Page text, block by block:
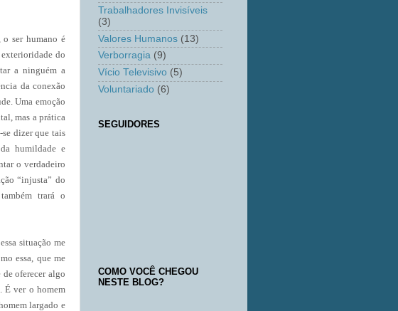
o ser humano é
do
a ninguém a
da conexão
Uma emoção
mas a prática
dizer que tais
humildade e
o verdadeiro
“injusta” do
trará o
situação me
essa, que me
oferecer algo
É ver o homem
largado e
Trabalhadores Invisíveis
(3)
Valores Humanos (13)
Verborragia (9)
Vício Televisivo (5)
Voluntariado (6)
SEGUIDORES
COMO VOCÊ CHEGOU
NESTE BLOG?